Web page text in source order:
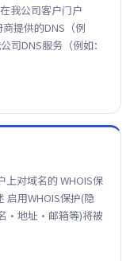
我公司客户门户
商提供的DNS（例
DNS服务（例如：
对域名的 WHOIS保
启用WHOIS保护(隐
·地址·邮箱等)将被